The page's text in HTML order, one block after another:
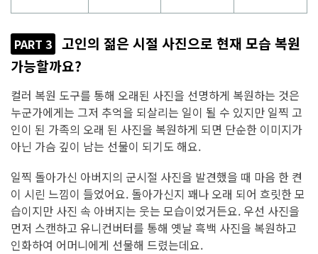
PART 3 고인의 젊은 시절 사진으로 현재 모습 복원
가능할까요?
컬러 복원 도구를 통해 오래된 사진을 선명하게 복원하는 것은
누군가에게는 그저 추억을 되살리는 일이 될 수 있지만 일찍 고
인이 된 가족의 오래 된 사진을 복원하게 되면 단순한 이미지가
아닌 가슴 깊이 남는 선물이 되기도 해요.
일찍 돌아가신 아버지의 군시절 사진을 발견했을 때 마음 한 켠
이 시린 느낌이 들었어요. 돌아가신지 꽤나 오래 되어 흐릿한 모
습이지만 사진 속 아버지는 웃는 모습이었거든요. 우선 사진을
먼저 스캔하고 유니컨버터를 통해 옛날 흑백 사진을 복원하고
인화하여 어머니에게 선물해 드렸는데요.